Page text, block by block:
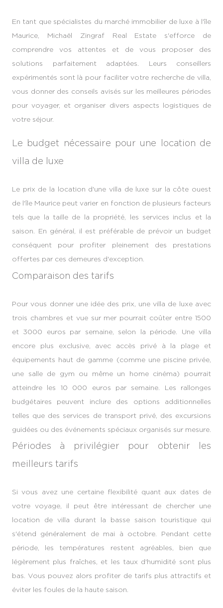
En tant que spécialistes du marché immobilier de luxe à l'île
Maurice, Michaël Zingraf Real Estate s'efforce de
comprendre vos attentes et de vous proposer des
solutions parfaitement adaptées. Leurs conseillers
expérimentés sont là pour faciliter votre recherche de villa,
vous donner des conseils avisés sur les meilleures périodes
pour voyager, et organiser divers aspects logistiques de
votre séjour.
Le budget nécessaire pour une location de
villa de luxe
Le prix de la location d'une villa de luxe sur la côte ouest
de l'île Maurice peut varier en fonction de plusieurs facteurs
tels que la taille de la propriété, les services inclus et la
saison. En général, il est préférable de prévoir un budget
conséquent pour profiter pleinement des prestations
offertes par ces demeures d'exception.
Comparaison des tarifs
Pour vous donner une idée des prix, une villa de luxe avec
trois chambres et vue sur mer pourrait coûter entre 1500
et 3000 euros par semaine, selon la période. Une villa
encore plus exclusive, avec accès privé à la plage et
équipements haut de gamme (comme une piscine privée,
une salle de gym ou même un home cinéma) pourrait
atteindre les 10 000 euros par semaine. Les rallonges
budgétaires peuvent inclure des options additionnelles
telles que des services de transport privé, des excursions
guidées ou des événements spéciaux organisés sur mesure.
Périodes à privilégier pour obtenir les
meilleurs tarifs
Si vous avez une certaine flexibilité quant aux dates de
votre voyage, il peut être intéressant de chercher une
location de villa durant la basse saison touristique qui
s'étend généralement de mai à octobre. Pendant cette
période, les températures restent agréables, bien que
légèrement plus fraîches, et les taux d'humidité sont plus
bas. Vous pouvez alors profiter de tarifs plus attractifs et
éviter les foules de la haute saison.